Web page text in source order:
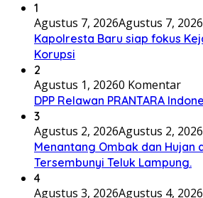
1
Agustus 7, 2026Agustus 7, 2026
Kapolresta Baru siap fokus
Korupsi
2
Agustus 1, 20260 Komentar
DPP Relawan PRANTARA
3
Agustus 2, 2026Agustus 2, 2026
Menantang Ombak dan Hujan
Tersembunyi Teluk Lampung.
4
Agustus 3, 2026Agustus 4, 2026